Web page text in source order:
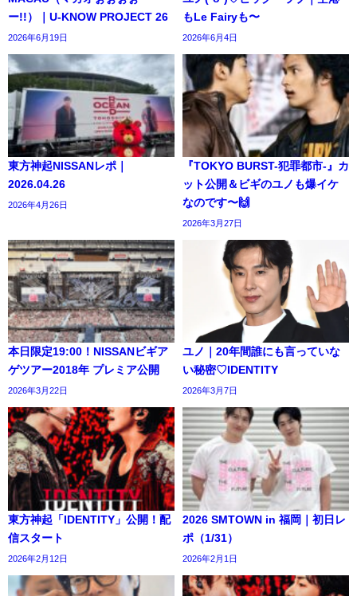
ー!!）｜U-KNOW PROJECT 26
2026年6月19日
もLe Fairyも〜
2026年6月4日
東方神起NISSANレポ｜
2026.04.26
2026年4月26日
『TOKYO BURST-犯罪都市-』カ
ット公開＆ビギのユノも爆イケ
なのです〜🙌
2026年3月27日
本日限定19:00！NISSANビギア
ゲツアー2018年 プレミア公開
2026年3月22日
ユノ｜20年間誰にも言っていな
い秘密♡IDENTITY
2026年3月7日
東方神起「IDENTITY」公開！配
信スタート
2026年2月12日
2026 SMTOWN in 福岡｜初日レ
ポ（1/31）
2026年2月1日